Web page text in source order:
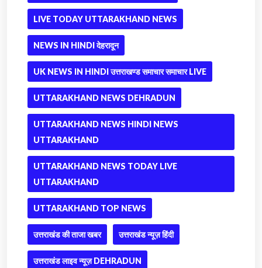
LIVE TODAY UTTARAKHAND NEWS
NEWS IN HINDI देहरादून
UK NEWS IN HINDI उत्तराखण्ड समाचार समाचार LIVE
UTTARAKHAND NEWS DEHRADUN
UTTARAKHAND NEWS HINDI NEWS
UTTARAKHAND
UTTARAKHAND NEWS TODAY LIVE
UTTARAKHAND
UTTARAKHAND TOP NEWS
उत्तराखंड की ताजा खबर उत्तराखंड न्यूज़ हिंदी
उत्तराखंड लाइव न्यूज़ DEHRADUN